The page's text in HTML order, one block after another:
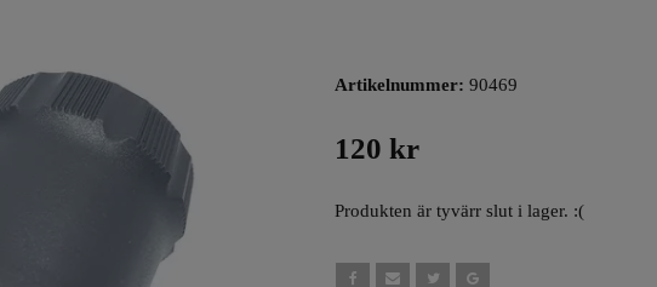
Artikelnummer: 90469
120 kr
Produkten är tyvärr slut i lager. :(